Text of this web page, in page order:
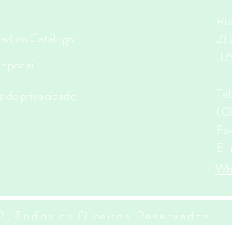
do Catálogo
por aí
de privacidade
ZI
Todos os Direitos Reservados